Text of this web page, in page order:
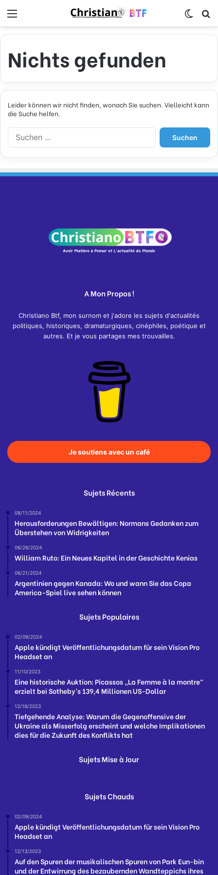
Skin
Nichts gefunden
Leider können wir nicht finden, wonach Sie suchen. Vielleicht kann
die Suche helfen.
e
:
A Mon Propos !
Christiano Btf, mon surnom et j'adore les sujets d'actualités
politiques, historiques, dramaturgiques, cinéphiles, poétique et
autres. Et je vous partages mes trouvailles.
Je soutiens avec un café
Sujets Récents
08/11/2024
Herausforderungen Bewältigen: Normans Gedanken zum
Überstehen von Widrigkeiten
06/26/2024
William Ruto: Ein Neues Kapitel in der Geschichte Kenias
06/21/2024
Argentinien gegen Kanada: Wo und wann Sie das Copa
America-Spiel live sehen können
Sujets Populaires
02/09/2024
Apple kündigt Veröffentlichungsdatum für sein Vision Pro
Headset an
11/10/2023
Eine historische Auktion: Picassos „La Femme à la montre“
erzielt bei Sotheby’s 139,4 Millionen US-Dollar
12/16/2023
Tiefgehende Analyse: Warum die Gegenoffensive der
Ukraine als Misserfolg erscheint und welche Implikationen
dies für die Zukunft des Konflikts hat
Sujets Mise à Jour
Sujets Chauds
02/09/2024
Apple kündigt Veröffentlichungsdatum für sein Vision Pro
Headset an
12/13/2023
Auf den Spuren der musikalischen Spuren von Park Eun-bin
und der Entwirrung des bezaubernden Wandteppichs ihres